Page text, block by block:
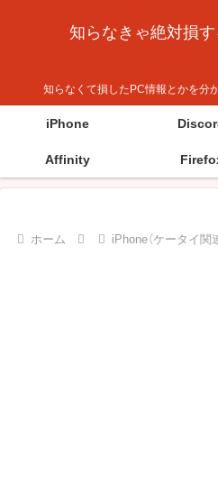
知らなきゃ絶対損
知らなくて損したPC情報とかを分
iPhone
Affinity
ホーム iPhone（ケータイ関